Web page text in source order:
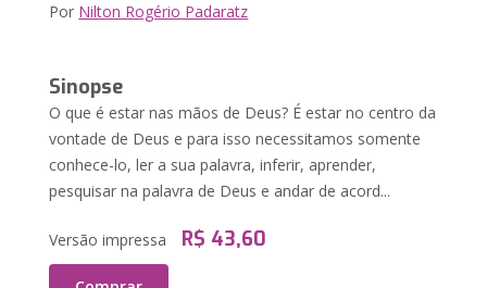
Por Nilton Rogério Padaratz
Sinopse
O que é estar nas mãos de Deus? É estar no centro da
vontade de Deus e para isso necessitamos somente
conhece-lo, ler a sua palavra, inferir, aprender,
pesquisar na palavra de Deus e andar de acord...
Versão impressa R$ 43,60